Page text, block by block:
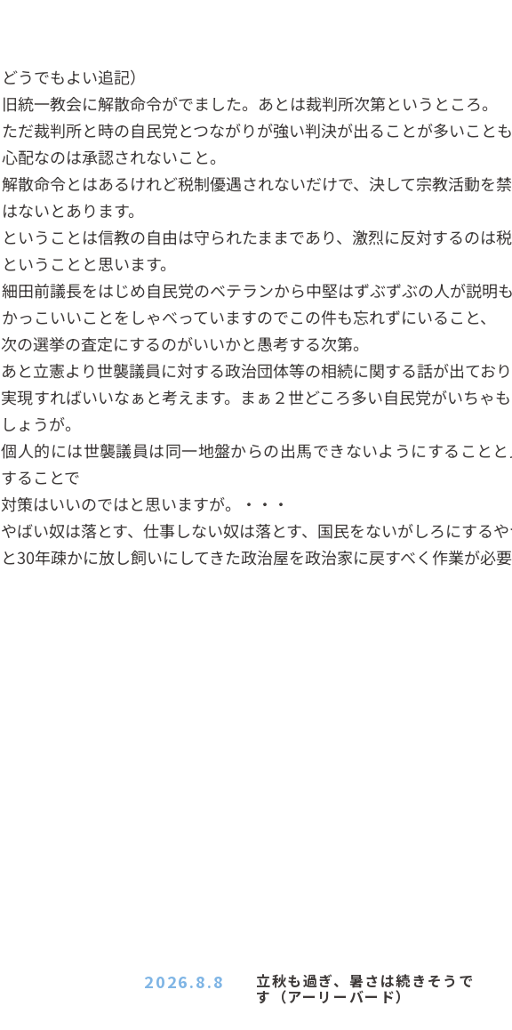
どうでもよい追記）
旧統一教会に解散命令がでました。あとは裁判所次第というところ。
ただ裁判所と時の自民党とつながりが強い判決が出ることが多いこと
心配なのは承認されないこと。
解散命令とはあるけれど税制優遇されないだけで、決して宗教活動を
はないとあります。
ということは信教の自由は守られたままであり、激烈に反対するのは
ということと思います。
細田前議長をはじめ自民党のベテランから中堅はずぶずぶの人が説明
かっこいいことをしゃべっていますのでこの件も忘れずにいること、
次の選挙の査定にするのがいいかと愚考する次第。
あと立憲より世襲議員に対する政治団体等の相続に関する話が出ており
実現すればいいなぁと考えます。まぁ２世どころ多い自民党がいちゃ
しょうが。
個人的には世襲議員は同一地盤からの出馬できないようにすること
することで
対策はいいのではと思いますが。・・・
やばい奴は落とす、仕事しない奴は落とす、国民をないがしろにする
と30年疎かに放し飼いにしてきた政治屋を政治家に戻すべく作業が必
立秋も過ぎ、暑さは続きそうで
す（アーリーバード）
2026.8.8